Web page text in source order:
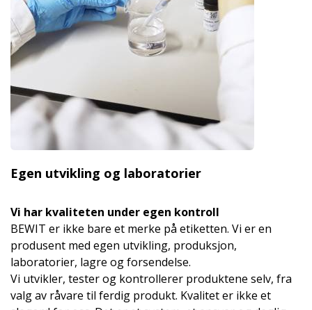
Egen utvikling og laboratorier
Vi har kvaliteten under egen kontroll
BEWIT er ikke bare et merke på etiketten. Vi er en
produsent med egen utvikling, produksjon,
laboratorier, lagre og forsendelse.
Vi utvikler, tester og kontrollerer produktene selv, fra
valg av råvare til ferdig produkt. Kvalitet er ikke et